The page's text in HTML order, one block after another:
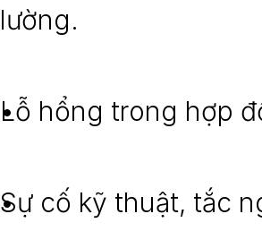
lường.
Lỗ hổng trong hợp
Sự cố kỹ thuật, tắc